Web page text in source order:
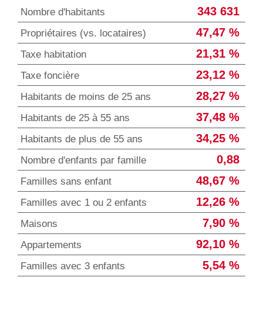
Nombre d'habitants 343 631
Propriétaires (vs. locataires) 47,47 %
Taxe habitation 21,31 %
Taxe foncière 23,12 %
Habitants de moins de 25 ans 28,27 %
Habitants de 25 à 55 ans 37,48 %
Habitants de plus de 55 ans 34,25 %
Nombre d'enfants par famille 0,88
Familles sans enfant 48,67 %
Familles avec 1 ou 2 enfants 12,26 %
Maisons 7,90 %
Appartements 92,10 %
Familles avec 3 enfants 5,54 %